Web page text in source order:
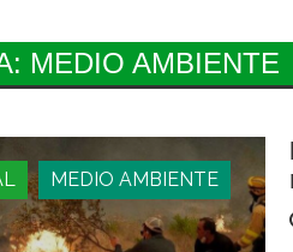
MEDIO AMBIENTE
MEDIO AMBIENTE